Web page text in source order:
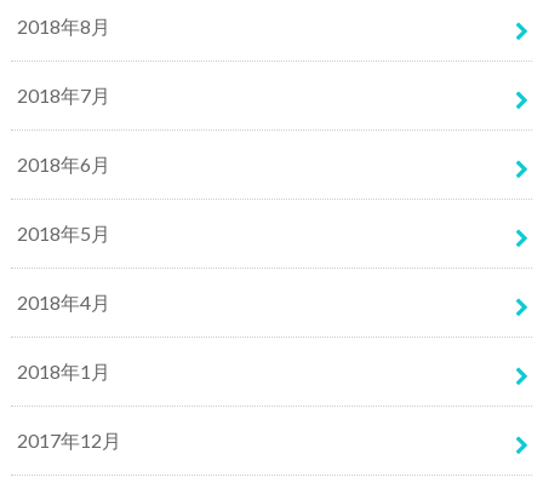
2018年8月
2018年7月
2018年6月
2018年5月
2018年4月
2018年1月
2017年12月